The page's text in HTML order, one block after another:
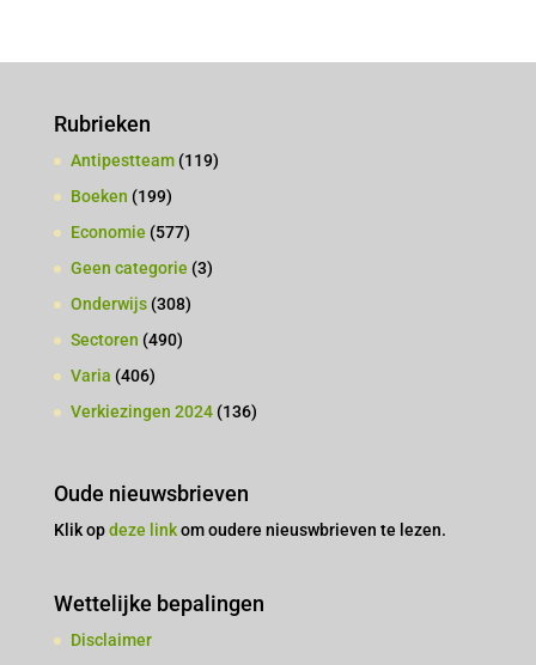
Rubrieken
Antipestteam(119)
Boeken (199)
Economie (577)
Geen categorie (3)
Onderwijs(308)
Sectoren (490)
Varia (406)
Verkiezingen 2024(136)
Oude nieuwsbrieven
Klik opdeze linkom oudere nieuswbrieven te lezen.
Wettelijke bepalingen
Disclaimer